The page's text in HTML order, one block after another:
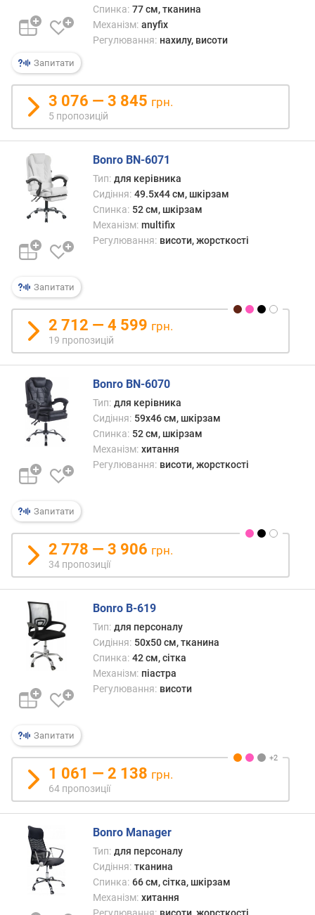
и
д
н
н
(
м
)
м
а
к
.
г
и
б
и
н
д
і
н
н
(
с
)
м
і
н
.
в
и
с
о
т
а
и
д
н
н
я
(
с
м
)
м
а
к
Запитати
Спинка: 77 см, тканина
Механізм: anyfix
Регулювання: нахилу, висоти
3 076 — 3 845 грн.
5 пропозицій
Запитати
Bonro BN-6071
Тип: для керівника
Сидіння: 49.5x44 см, шкірзам
Спинка: 52 см, шкірзам
Механізм: multifix
Регулювання: висоти, жорсткості
2 712 — 4 599 грн.
19 пропозицій
Запитати
Bonro BN-6070
Тип: для керівника
Сидіння: 59x46 см, шкірзам
Спинка: 52 см, шкірзам
Механізм: хитання
Регулювання: висоти, жорсткості
2 778 — 3 906 грн.
34 пропозиції
Запитати
Bonro B-619
Тип: для персоналу
Сидіння: 50x50 см, тканина
Спинка: 42 см, сітка
Механізм: піастра
Регулювання: висоти
1 061 — 2 138 грн.
64 пропозиції
Bonro Manager
Тип: для персоналу
Сидіння: тканина
Спинка: 66 см, сітка, шкірзам
Механізм: хитання